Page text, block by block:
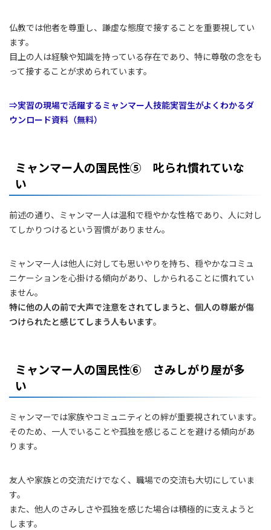
仏教では他者を尊重し、謙虚な態度で接することを重要視してい
ます。
目上の人は経験や知識を持っている存在であり、特に尊敬の念をも
って接することが求められています。
⇒実習の現場で活躍するミャンマー人技能実習生がよくわかるダ
ウンロード資料（無料）
ミャンマー人の国民性⑤ 叱られ慣れていな
い
前述の通り、ミャンマー人は温和で穏やかな性格であり、人に対し
てしかりつけるという習慣がありません。
ミャンマー人は他人に対しても思いやりを持ち、穏やかなコミュ
ニケーションを心掛ける傾向があり、しかられることに慣れてい
ません。
特に他の人の前で大声で注意をされてしまうと、個人の尊厳が傷
つけられたと感じてしまう人もいます。
ミャンマー人の国民性⑥ さみしがり屋が多
い
ミャンマーでは家族やコミュニティとの絆が重要視されています。
そのため、一人でいることや孤独を感じることを避ける傾向があ
ります。
友人や家族との交流だけでなく、職場での交流も大切にしていま
す。
また、他人のさみしさや孤独を感じた場合は積極的に支えようと
します。